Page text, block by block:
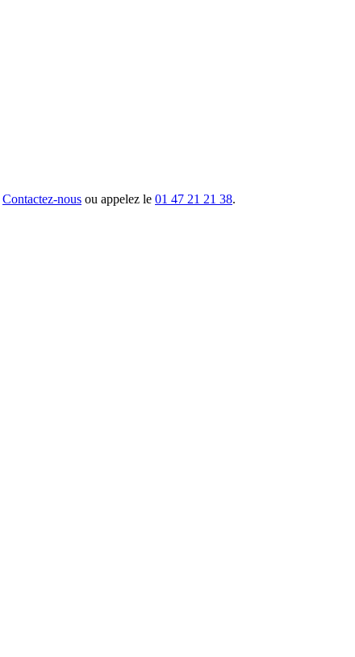
Contactez-nous ou appelez le 01 47 21 21 38.